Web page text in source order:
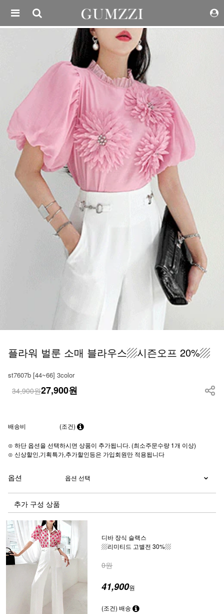
플라워 벌룬 소매 블라우스▨시즌오프 20%▨
st7607b [44~66] 3color
34,900원27,900원
배송비 (조건)
⊙ 하단 옵션을 선택하시면 상품이 추가됩니다. (최소주문수량 1개 이상)
⊙ 신상할인,기획특가,추가할인등은 가입회원만 적용됩니다
옵션
추가 구성 상품
디바 장식 슬랙스
▨리미티드 고별전 30%▨
0원
41,900원
(조건) 배송